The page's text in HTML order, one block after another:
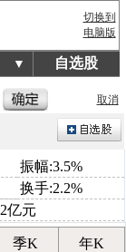
切换到
电脑版
▼ 自选股
取消
振幅:3.5%
换手:2.2%
亿元
季K 年K